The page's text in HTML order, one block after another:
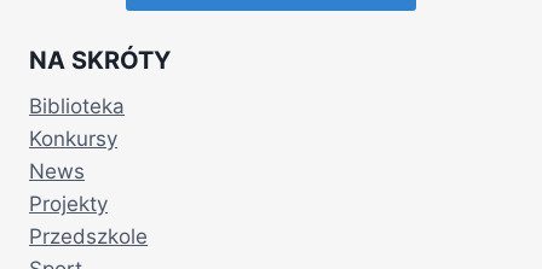
NA SKRÓTY
Biblioteka
Konkursy
News
Projekty
Przedszkole